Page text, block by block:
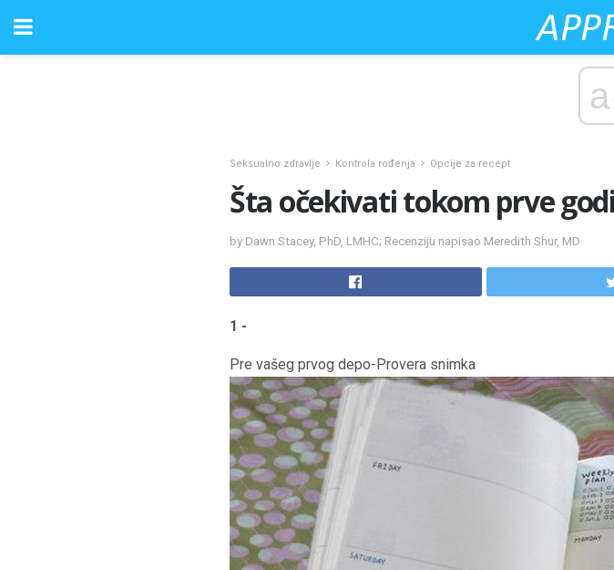
Seksualno zdravlje Kontrola rođenja Opcije za recept
Šta očekivati ​​tokom prve
by Dawn Stacey, PhD, LMHC; Recenziju napisao Meredith Shur, MD
1 -
Pre vašeg prvog depo-Provera snimka